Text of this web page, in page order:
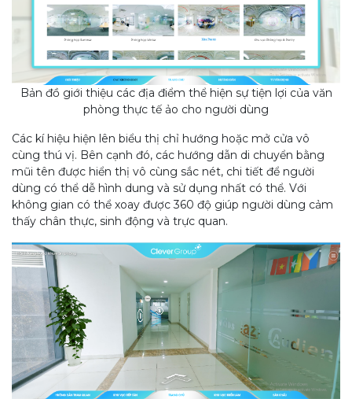
Bản đồ giới thiệu các địa điểm thể hiện sự tiện lợi của văn
phòng thực tế ảo cho người dùng
Các kí hiệu hiện lên biểu thị chỉ hướng hoặc mở cửa vô
cùng thú vị. Bên cạnh đó, các hướng dẫn di chuyển bằng
mũi tên được hiển thị vô cùng sắc nét, chi tiết để người
dùng có thể dễ hình dung và sử dụng nhất có thể. Với
không gian có thể xoay được 360 độ giúp người dùng cảm
thấy chân thực, sinh động và trực quan.